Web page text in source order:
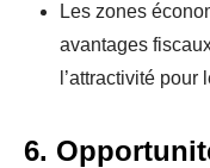
Les zones
avantages
l’attractivité
6.